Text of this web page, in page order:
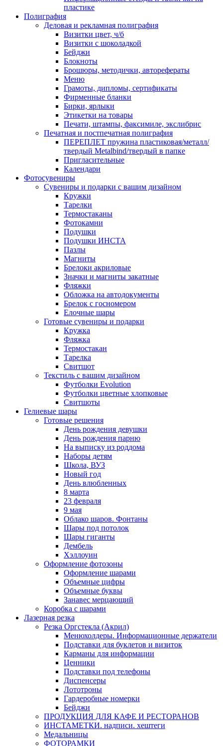
пластике
Полиграфия
Деловая и рекламная полиграфия
Визитки цвет, ч/б
Визитки с шоколадкой
Бейджи
Блокноты
Брошюры, методички, авторефераты
Меню
Грамоты, дипломы, сертификаты
Фирменные бланки
Бирки, ярлыки
Этикетки на товары
Печати, штампы, факсимиле, экслибрис
Печатная и постпечатная полиграфия
ПЕРЕПЛЕТ пружина пластиковая/металл/
твердый Metalbind/твердый в папке
Пригласительные
Календари
Фотосувениры
Сувениры и подарки с вашим дизайном
Кружки
Тарелки
Термостаканы
Фотокамни
Подушки
Подушки ИНСТА
Пазлы
Магниты
Брелоки акриловые
Значки и магниты закатные
Фляжки
Обложка на автодокументы
Брелок с госномером
Елочные шары
Готовые сувениры и подарки
Кружка
Фляжка
Термостакан
Тарелка
Свитшот
Текстиль с вашим дизайном
Футболки Evolution
Футболки цветные хлопковые
Свитшоты
Гелиевые шары
Готовые решения
День рождения девушки
День рождения парню
На выписку из роддома
Наборы детям
Школа, ВУЗ
Новый год
День влюбленных
8 марта
23 февраля
9 мая
Облако шаров. Фонтаны
Шары под потолок
Шары гиганты
Дембель
Хэллоуин
Оформление фотозоны
Оформление шарами
Объемные цифры
Объемные буквы
Занавес мерцающий
Коробка с шарами
Лазерная резка
Резка Оргстекла (Акрил)
Менюхолдеры. Информационные держатели
Подставки для буклетов и визиток
Карманы для информации
Ценники
Подставки под телефоны
Диспенсеры
Лототроны
Гардеробные номерки
Бейджи
ПРОДУКЦИЯ ДЛЯ КАФЕ И РЕСТОРАНОВ
ИНСТАМЕТКИ. надписи. хештеги
Медальницы
ФОТОРАМКИ